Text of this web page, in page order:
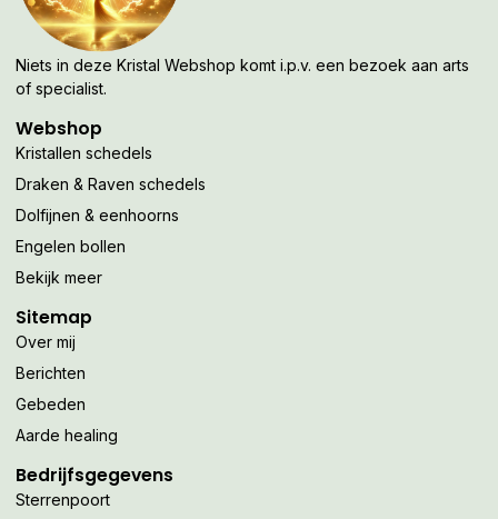
Niets in deze Kristal Webshop komt i.p.v. een bezoek aan arts
of specialist.
Webshop
Kristallen schedels
Draken & Raven schedels
Dolfijnen & eenhoorns
Engelen bollen
Bekijk meer
Sitemap
Over mij
Berichten
Gebeden
Aarde healing
Bedrijfsgegevens
Sterrenpoort